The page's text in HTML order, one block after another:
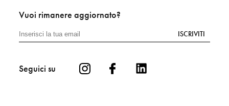
Vuoi rimanere aggiornato?
ISCRIVITI
Seguici su